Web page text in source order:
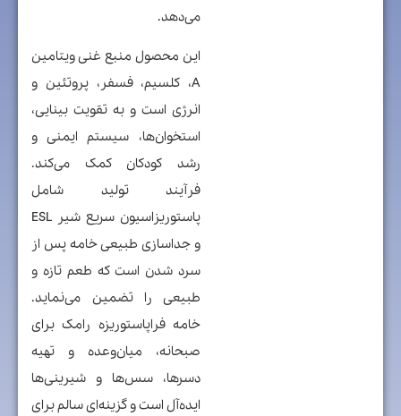
می‌دهد.
این محصول منبع غنی ویتامین
A، کلسیم، فسفر، پروتئین و
انرژی است و به تقویت بینایی،
استخوان‌ها، سیستم ایمنی و
رشد کودکان کمک می‌کند.
فرآیند تولید شامل
پاستوریزاسیون سریع شیر ESL
و جداسازی طبیعی خامه پس از
سرد شدن است که طعم تازه و
طبیعی را تضمین می‌نماید.
خامه فراپاستوریزه رامک برای
صبحانه، میان‌وعده و تهیه
دسرها، سس‌ها و شیرینی‌ها
ایده‌آل است و گزینه‌ای سالم برای